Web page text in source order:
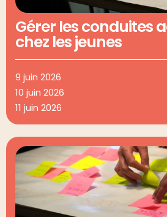
Gérer les conduites
chez les jeunes
9 juin 2026
10 juin 2026
11 juin 2026